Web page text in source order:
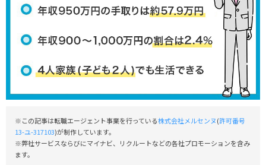
※この記事は転職エージェント事業を行っている株式会社メルセンヌ(許可番号
13-ユ-317103)が制作しています。
※弊社サービスならびにマイナビ、リクルートなどの各社プロモーションを含み
ます。